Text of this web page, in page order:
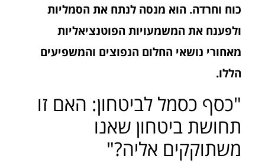
כוח וחרדה. הוא מנסה לנתח את הסמליות
ולפענח את המשמעויות הפוטנציאליות
מאחורי נושאי החלום הנפוצים והמשפיעים
הללו.
"כסף כסמל לביטחון: האם זו
תחושת ביטחון שאנו
משתוקקים אליה?"